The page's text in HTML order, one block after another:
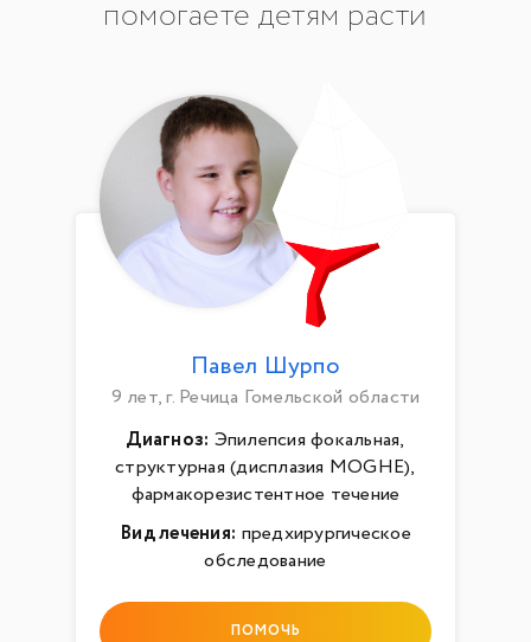
помогаете детям расти
Павел Шурпо
9 лет, г. Речица Гомельской области
Диагноз: Эпилепсия фокальная,
структурная (дисплазия MOGHE),
фармакорезистентное течение
Вид лечения: предхирургическое
обследование
ПОМОЧЬ